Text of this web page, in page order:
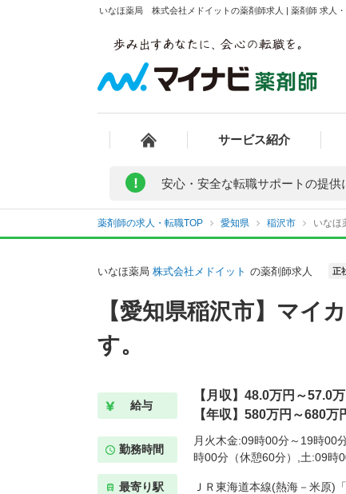
いなほ薬局 株式会社メドイットの薬剤師求人 | 薬剤師 求人・
サービス紹介
! 安心・安全な転職サポートの提供
薬剤師の求人・転職TOP 愛知県 稲沢市 いなほ
いなほ薬局 株式会社メドイット の薬剤師求人 正
【愛知県稲沢市】マイ
す。
給与
【月収】48.0万円～57.0
【年収】580万円～680万
勤務時間
月火木金:09時00分～19時00
時00分（休憩60分）,土:09時
最寄り駅 ＪＲ東海道本線(熱海－米原)